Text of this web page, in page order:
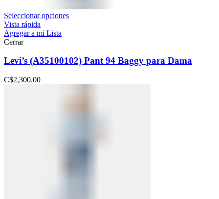
Seleccionar opciones
Vista rápida
Agregar a mi Lista
Cerrar
Levi’s (A35100102) Pant 94 Baggy para Dama
C$2,300.00